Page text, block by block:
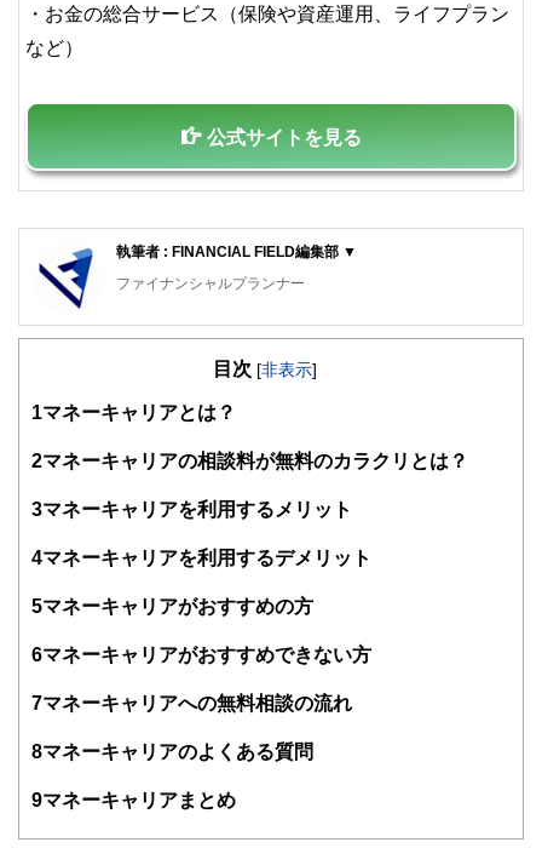
・お金の総合サービス（保険や資産運用、ライフプラン
など）
公式サイトを見る
執筆者 : FINANCIAL FIELD編集部 ▼
ファイナンシャルプランナー
FinancialField編集部は、金融、経済に関する記事を、日々
知識がない方でも理解できるようわかりやすく発信していま
得者を中心に「お金や暮らし」に関する書籍・雑誌の編集経
験者で構成され、企画立案から記事掲載まですべての工程に
護士、税理士、宅地建物取引士、相続診断士、住宅ローンア
士、行政書士、投資アナリスト、キャリアコンサルタントな
かしく感じられる年金や税金、相続、保険、ローンなどの話
をわかりやすく発信している点です。
このように編集経験豊富なメンバーと金融や経済に精通した
やすさはもちろんのこと、読み応えのあるコンテンツと確か
コンシェルジュを目指します。
目次 [非表示]
1 マネーキャリアとは？
2マネーキャリアの相談料が無料のカラクリとは？
3マネーキャリアを利用するメリット
4マネーキャリアを利用するデメリット
5マネーキャリアがおすすめの方
6マネーキャリアがおすすめできない方
7マネーキャリアへの無料相談の流れ
8マネーキャリアのよくある質問
9マネーキャリアまとめ